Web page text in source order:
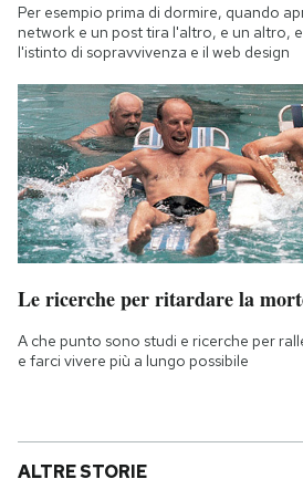
Per esempio prima di dormire, quando
network e un post tira l'altro, e un altro,
l'istinto di sopravvivenza e il web design
Le ricerche per ritardare la
A che punto sono studi e ricerche per
e farci vivere più a lungo possibile
ALTRE STORIE